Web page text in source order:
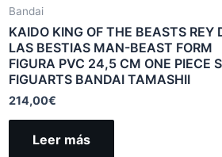
Bandai
KAIDO KING OF THE BEASTS REY
LAS BESTIAS MAN-BEAST FORM
FIGURA PVC 24,5 CM ONE PIECE
FIGUARTS BANDAI TAMASHII
214,00€
Leer más